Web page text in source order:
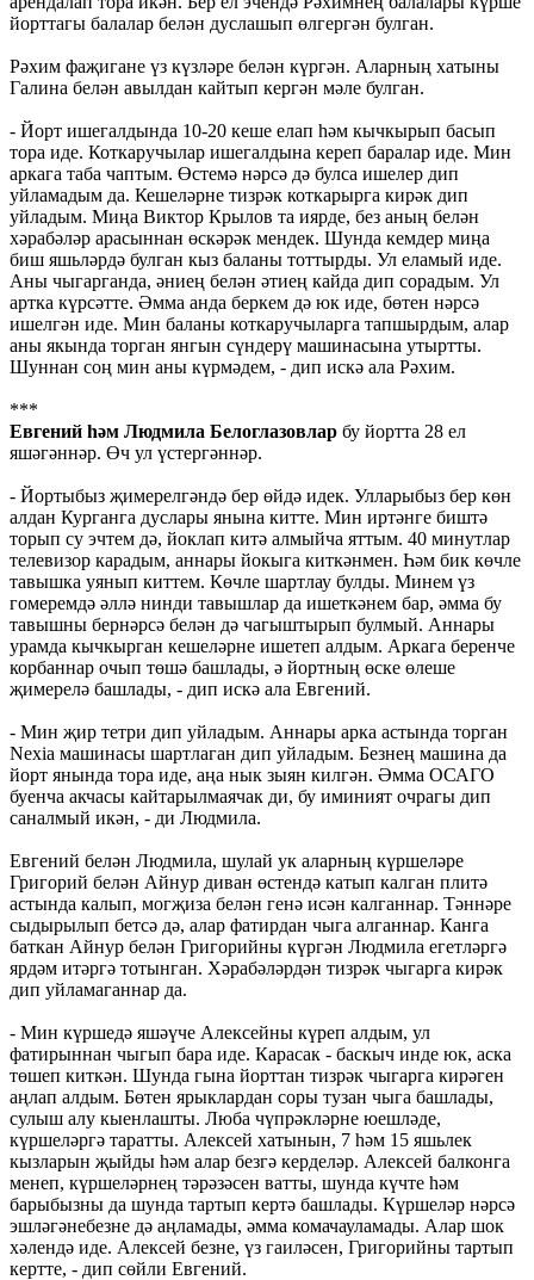
йорттагы балалар белән дуслашып өлгергән булган.
Рәхим фаҗигане үз күзләре белән күргән. Аларның хатыны
Галина белән авылдан кайтып кергән мәле булган.
- Йорт ишегалдында 10-20 кеше елап һәм кычкырып басып
тора иде. Коткаручылар ишегалдына кереп баралар иде. Мин
аркага таба чаптым. Өстемә нәрсә дә булса ишелер дип
уйламадым да. Кешеләрне тизрәк коткарырга кирәк дип
уйладым. Миңа Виктор Крылов та иярде, без аның белән
хәрабәләр арасыннан өскәрәк мендек. Шунда кемдер миңа
биш яшьләрдә булган кыз баланы тоттырды. Ул еламый иде.
Аны чыгарганда, әниең белән әтиең кайда дип сорадым. Ул
артка күрсәтте. Әмма анда беркем дә юк иде, бөтен нәрсә
ишелгән иде. Мин баланы коткаручыларга тапшырдым, алар
аны якында торган янгын сүндерү машинасына утыртты.
Шуннан соң мин аны күрмәдем, - дип искә ала Рәхим.
***
Евгений һәм Людмила Белоглазовлар бу йортта 28 ел
яшәгәннәр. Өч ул үстергәннәр.
- Йортыбыз җимерелгәндә бер өйдә идек. Улларыбыз бер көн
алдан Курганга дуслары янына китте. Мин иртәнге биштә
торып су эчтем дә, йоклап китә алмыйча яттым. 40 минутлар
телевизор карадым, аннары йокыга киткәнмен. Һәм бик көчле
тавышка уянып киттем. Көчле шартлау булды. Минем үз
гомеремдә әллә нинди тавышлар да ишеткәнем бар, әмма бу
тавышны бернәрсә белән дә чагыштырып булмый. Аннары
урамда кычкырган кешеләрне ишетеп алдым. Аркага беренче
корбаннар очып төшә башлады, ә йортның өске өлеше
җимерелә башлады, - дип искә ала Евгений.
- Мин җир тетри дип уйладым. Аннары арка астында торган
Nexia машинасы шартлаган дип уйладым. Безнең машина да
йорт янында тора иде, аңа нык зыян килгән. Әмма ОСАГО
буенча акчасы кайтарылмаячак ди, бу иминият очрагы дип
саналмый икән, - ди Людмила.
Евгений белән Людмила, шулай ук аларның күршеләре
Григорий белән Айнур диван өстендә катып калган плитә
астында калып, могҗиза белән генә исән калганнар. Тәннәре
сыдырылып бетсә дә, алар фатирдан чыга алганнар. Канга
баткан Айнур белән Григорийны күргән Людмила егетләргә
ярдәм итәргә тотынган. Хәрабәләрдән тизрәк чыгарга кирәк
дип уйламаганнар да.
- Мин күршедә яшәүче Алексейны күреп алдым, ул
фатирыннан чыгып бара иде. Карасак - баскыч инде юк, аска
төшеп киткән. Шунда гына йорттан тизрәк чыгарга кирәген
аңлап алдым. Бөтен ярыклардан соры тузан чыга башлады,
сулыш алу кыенлашты. Люба чүпрәкләрне юешләде,
күршеләргә таратты. Алексей хатынын, 7 һәм 15 яшьлек
кызларын җыйды һәм алар безгә керделәр. Алексей балконга
менеп, күршеләрнең тәрәзәсен ватты, шунда күчте һәм
барыбызны да шунда тартып кертә башлады. Күршеләр нәрсә
эшләгәнебезне дә аңламады, әмма комачауламады. Алар шок
хәлендә иде. Алексей безне, үз гаиләсен, Григорийны тартып
кертте, - дип сөйли Евгений.